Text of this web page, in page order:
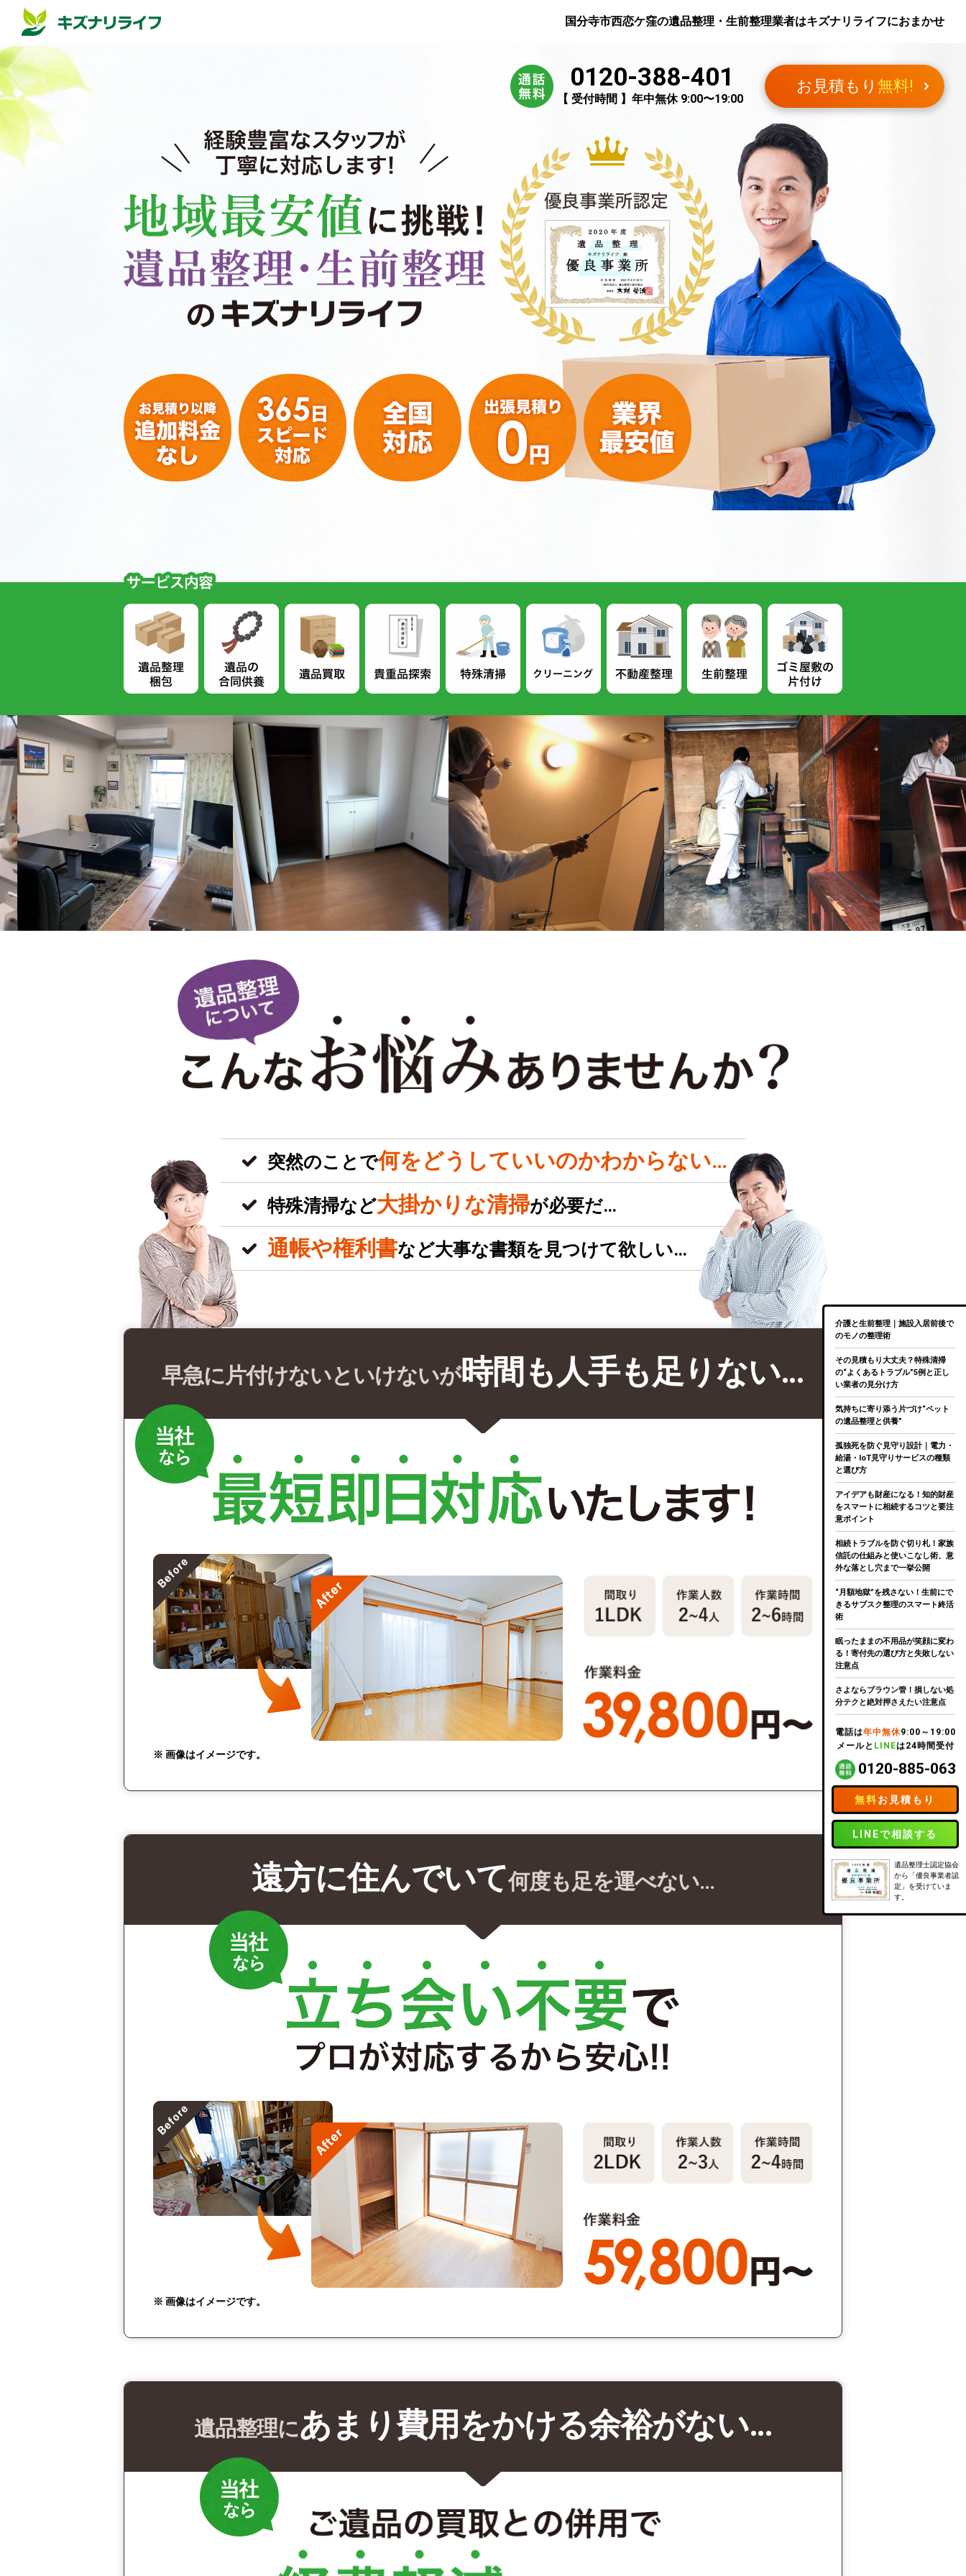
国分寺市西恋ケ窪の遺品整理・生前整理業者はキズナリライフにおまかせ
0120-388-401
【 受付時間 】年中無休 9:00〜19:00
お見積もり 無料!
突然のことで何をどうしていいのかわからない…
特殊清掃など大掛かりな清掃が必要だ…
通帳や権利書など大事な書類を見つけて欲しい…
早急に片付けないといけないが時間も人手も足りない…
※ 画像はイメージです。
遠方に住んでいて何度も足を運べない…
※ 画像はイメージです。
遺品整理にあまり費用をかける余裕がない…
介護と生前整理｜施設入居前後で
のモノの整理術
その見積もり大丈夫？特殊清掃
の“よくあるトラブル”5例と正し
い業者の見分け方
気持ちに寄り添う片づけ“ペット
の遺品整理と供養”
孤独死を防ぐ見守り設計｜電力・
給湯・IoT見守りサービスの種類
と選び方
アイデアも財産になる！知的財産
をスマートに相続するコツと要注
意ポイント
相続トラブルを防ぐ切り札！家族
信託の仕組みと使いこなし術、意
外な落とし穴まで一挙公開
“月額地獄”を残さない！生前にで
きるサブスク整理のスマート終活
術
眠ったままの不用品が笑顔に変わ
る！寄付先の選び方と失敗しない
注意点
さよならブラウン管！損しない処
分テクと絶対押さえたい注意点
電話は年中無休9:00～19:00
メールと LINEは24時間受付
0120-885-063
無料お見積もり
LINEで相談する
遺品整理士認定協会
から「優良事業者認
定」を受けていま
す。